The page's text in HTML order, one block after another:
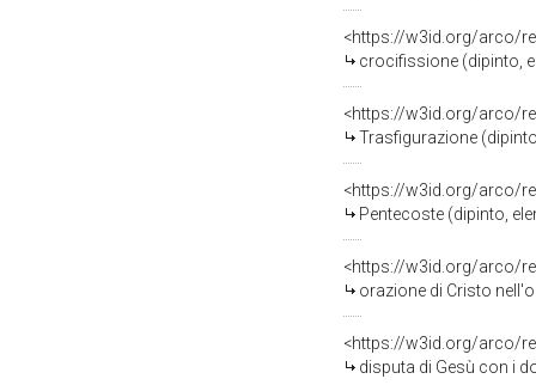
<https://w3id.org/arco/
crocifissione (dipinto,
<https://w3id.org/arco/
Trasfigurazione
<https://w3id.org/arco/
Pentecoste (dipinto,
<https://w3id.org/arco/
orazione di Cristo
<https://w3id.org/arco/
disputa di Gesù con i